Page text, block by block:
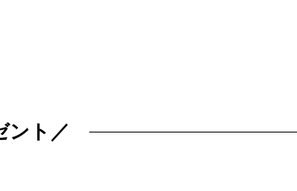
ント／